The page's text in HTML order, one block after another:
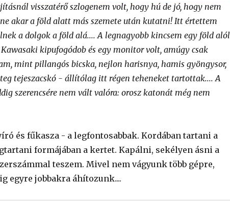
visszatérő szlogenem volt, hogy hú de jó, hogy nem
akar a föld alatt más szemete után kutatni! Itt értettem
a dolgok a föld alá.... A legnagyobb kincsem egy föld alól
kipufogódob és egy monitor volt, amúgy csak
mint pillangós bicska, nejlon harisnya, hamis gyöngysor,
tejeszacskó - állítólag itt régen teheneket tartottak.... A
szerencsére nem vált valóra: orosz katonát még nem
és fűkasza - a legfontosabbak. Kordában tartani a
formájában a kertet. Kapálni, sekélyen ásni a
teszem. Mivel nem vágyunk több gépre,
egyre jobbakra áhítozunk....